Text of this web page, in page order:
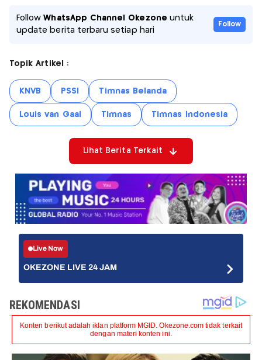
FollowWhatsApp Channel Okezone untuk
update berita terbaru setiap hari
Follow
Topik Artikel :
KNVB PSSI Timnas Belanda
Louis van Gaal Timnas Timnas Indonesia
Lihat Berita Terkait
Live Now
OKEZONE LIVE 24 JAM